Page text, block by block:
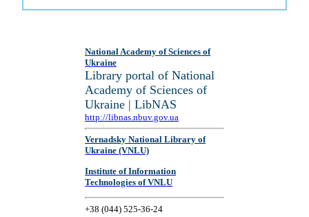
National Academy of Sciences of
Ukraine
Library portal of National
Academy of Sciences of
Ukraine | LibNAS
http://libnas.nbuv.gov.ua
Vernadsky National Library of
Ukraine (VNLU)
Institute of Information
Technologies of VNLU
+38 (044) 525-36-24